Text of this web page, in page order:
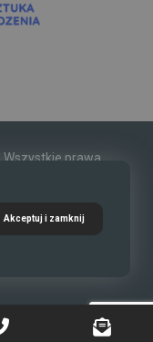
prawa
Akceptuj i zamknij